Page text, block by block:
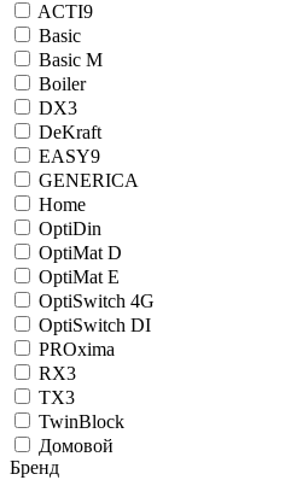
ACTI9
Basic
Basic M
Boiler
DX3
DeKraft
EASY9
GENERICA
Home
OptiDin
OptiMat D
OptiMat E
OptiSwitch 4G
OptiSwitch DI
PROxima
RX3
TX3
TwinBlock
Домовой
Бренд